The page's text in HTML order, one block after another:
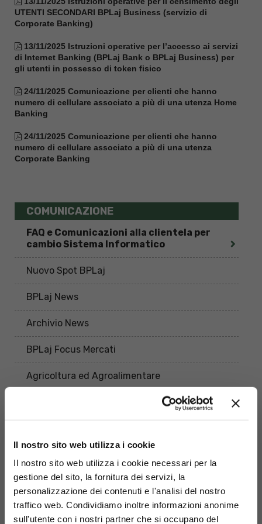
Il nostro sito web utilizza i cookie
Il nostro sito web utilizza i cookie necessari per la
gestione del sito, la fornitura dei servizi, la
personalizzazione dei contenuti e l'analisi del nostro
traffico web. Condividiamo inoltre informazioni anonime
sull'utente con i nostri partner che si occupano del
UTENTI SECONDARI BPLaj Business (servizio di
Corporate Banking)
13/11/2025 Istruzioni operative per l’accesso ai servizi
di Internet Banking (BPLaj Bank o BPLaj Business) per
gli utenti in possesso di token fisico
24/11/2025 Comunicazione per clienti che hanno
numero di cellulare associato a più di una utenza Home
Banking
24/11/2025 Comunicazione per clienti che hanno
numero di cellulare associato a più di una utenza
Corporate Banking
COMUNICAZIONE
FAQ e Comunicazioni alla clientela per
cambio Sistema Informatico
Nuovo Spot BPLaj
BPLaj News
Archivio News
BPLaj Focus Mercati
Agricoltura ed Agroalimentare
Terzo Settore "BPLaj Valore 1884"
FITD (Fondo Interbancario di Tutela dei
Depositi)
Sicurezza Informatica